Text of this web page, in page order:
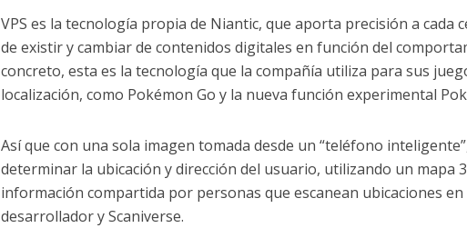
VPS es la tecnología propia de Niantic, que aporta precisión a cada
de existir y cambiar de contenidos digitales en función del
concreto, esta es la tecnología que la compañía utiliza para sus
localización, como Pokémon Go y la nueva función experimental
Así que con una sola imagen tomada desde un “teléfono
determinar la ubicación y dirección del usuario, utilizando un mapa
información compartida por personas que escanean ubicaciones
desarrollador y Scaniverse.